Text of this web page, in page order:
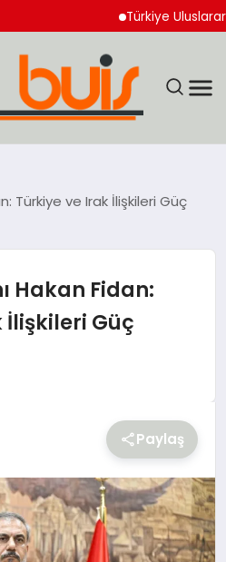
Türkiye Uluslararası
Türkiye ve Irak İlişkileri Güç
Hakan Fidan:
Güç
Paylaş